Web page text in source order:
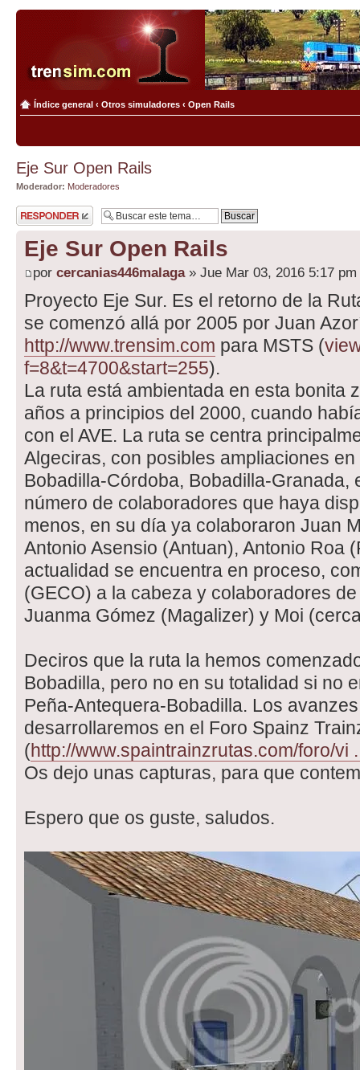
Índice general ‹ Otros simuladores ‹ Open Rails
Eje Sur Open Rails
Moderador: Moderadores
Publicar una
respuesta
Eje Sur Open Rails
por cercanias446malaga» Jue Mar 03, 2016 5:17 pm
Proyecto Eje Sur. Es el retorno de la
se comenzó allá por 2005 por Juan
http://www.trensim.com para MSTS (
f=8&t=4700&start=255).
La ruta está ambientada en esta bonita
años a principios del 2000, cuando
con el AVE. La ruta se centra
Algeciras, con posibles ampliaciones
Bobadilla-Córdoba, Bobadilla-Granada,
número de colaboradores que haya
menos, en su día ya colaboraron Juan
Antonio Asensio (Antuan), Antonio Roa
actualidad se encuentra en proceso,
(GECO) a la cabeza y colaboradores
Juanma Gómez (Magalizer) y Moi
Deciros que la ruta la hemos
Bobadilla, pero no en su totalidad si no
Peña-Antequera-Bobadilla. Los
desarrollaremos en el Foro Spainz
(http://www.spaintrainzrutas.com/foro/vi
Os dejo unas capturas, para que
Espero que os guste, saludos.